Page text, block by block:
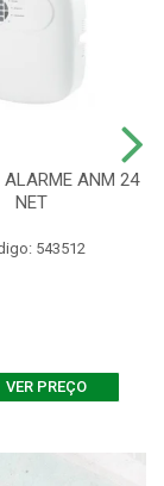
ALARME ANM 24
NET
543512
VER PREÇO